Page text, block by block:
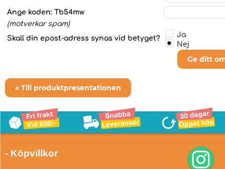
Ange koden: Tb54mw
(motverkar spam)
Skall din epost-adress synas vid betyget?
Ja
Nej
Ge ditt
« Till produktpresentationen
- Köpvillkor